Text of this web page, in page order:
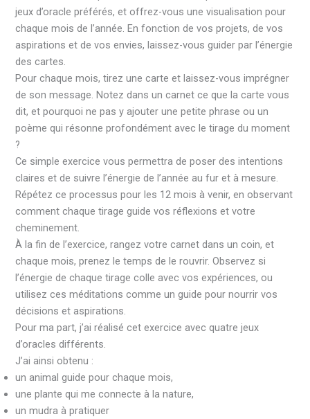
jeux d’oracle préférés, et offrez-vous une visualisation pour
chaque mois de l’année. En fonction de vos projets, de vos
aspirations et de vos envies, laissez-vous guider par l’énergie
des cartes.
Pour chaque mois, tirez une carte et laissez-vous imprégner
de son message. Notez dans un carnet ce que la carte vous
dit, et pourquoi ne pas y ajouter une petite phrase ou un
poème qui résonne profondément avec le tirage du moment
?
Ce simple exercice vous permettra de poser des intentions
claires et de suivre l’énergie de l’année au fur et à mesure.
Répétez ce processus pour les 12 mois à venir, en observant
comment chaque tirage guide vos réflexions et votre
cheminement.
À la fin de l’exercice, rangez votre carnet dans un coin, et
chaque mois, prenez le temps de le rouvrir. Observez si
l’énergie de chaque tirage colle avec vos expériences, ou
utilisez ces méditations comme un guide pour nourrir vos
décisions et aspirations.
Pour ma part, j’ai réalisé cet exercice avec quatre jeux
d’oracles différents.
J’ai ainsi obtenu :
un animal guide pour chaque mois,
une plante qui me connecte à la nature,
un mudra à pratiquer